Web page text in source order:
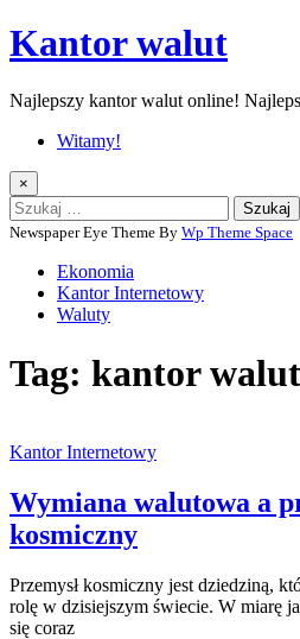
Kantor walut
Najlepszy kantor walut online!
Witamy!
×
Szukaj:
Newspaper Eye Theme By Wp Theme Space
Ekonomia
Kantor Internetowy
Waluty
Tag: kantor
Kantor Internetowy
Wymiana walutowa a
kosmiczny
Przemysł kosmiczny jest dziedziną,
rolę w dzisiejszym świecie. W miarę
się coraz